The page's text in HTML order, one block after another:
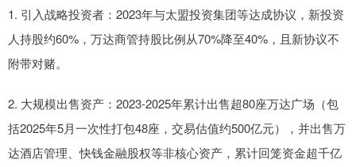
1. 引入战略投资者：2023年与太盟投资集团等达成协议，新投资
人持股约60%，万达商管持股比例从70%降至40%，且新协议不
附带对赌。
2. 大规模出售资产：2023‑2025年累计出售超80座万达广场（包
括2025年5月一次性打包48座，交易估值约500亿元），并出售万
达酒店管理、快钱金融股权等非核心资产，累计回笼资金超千亿